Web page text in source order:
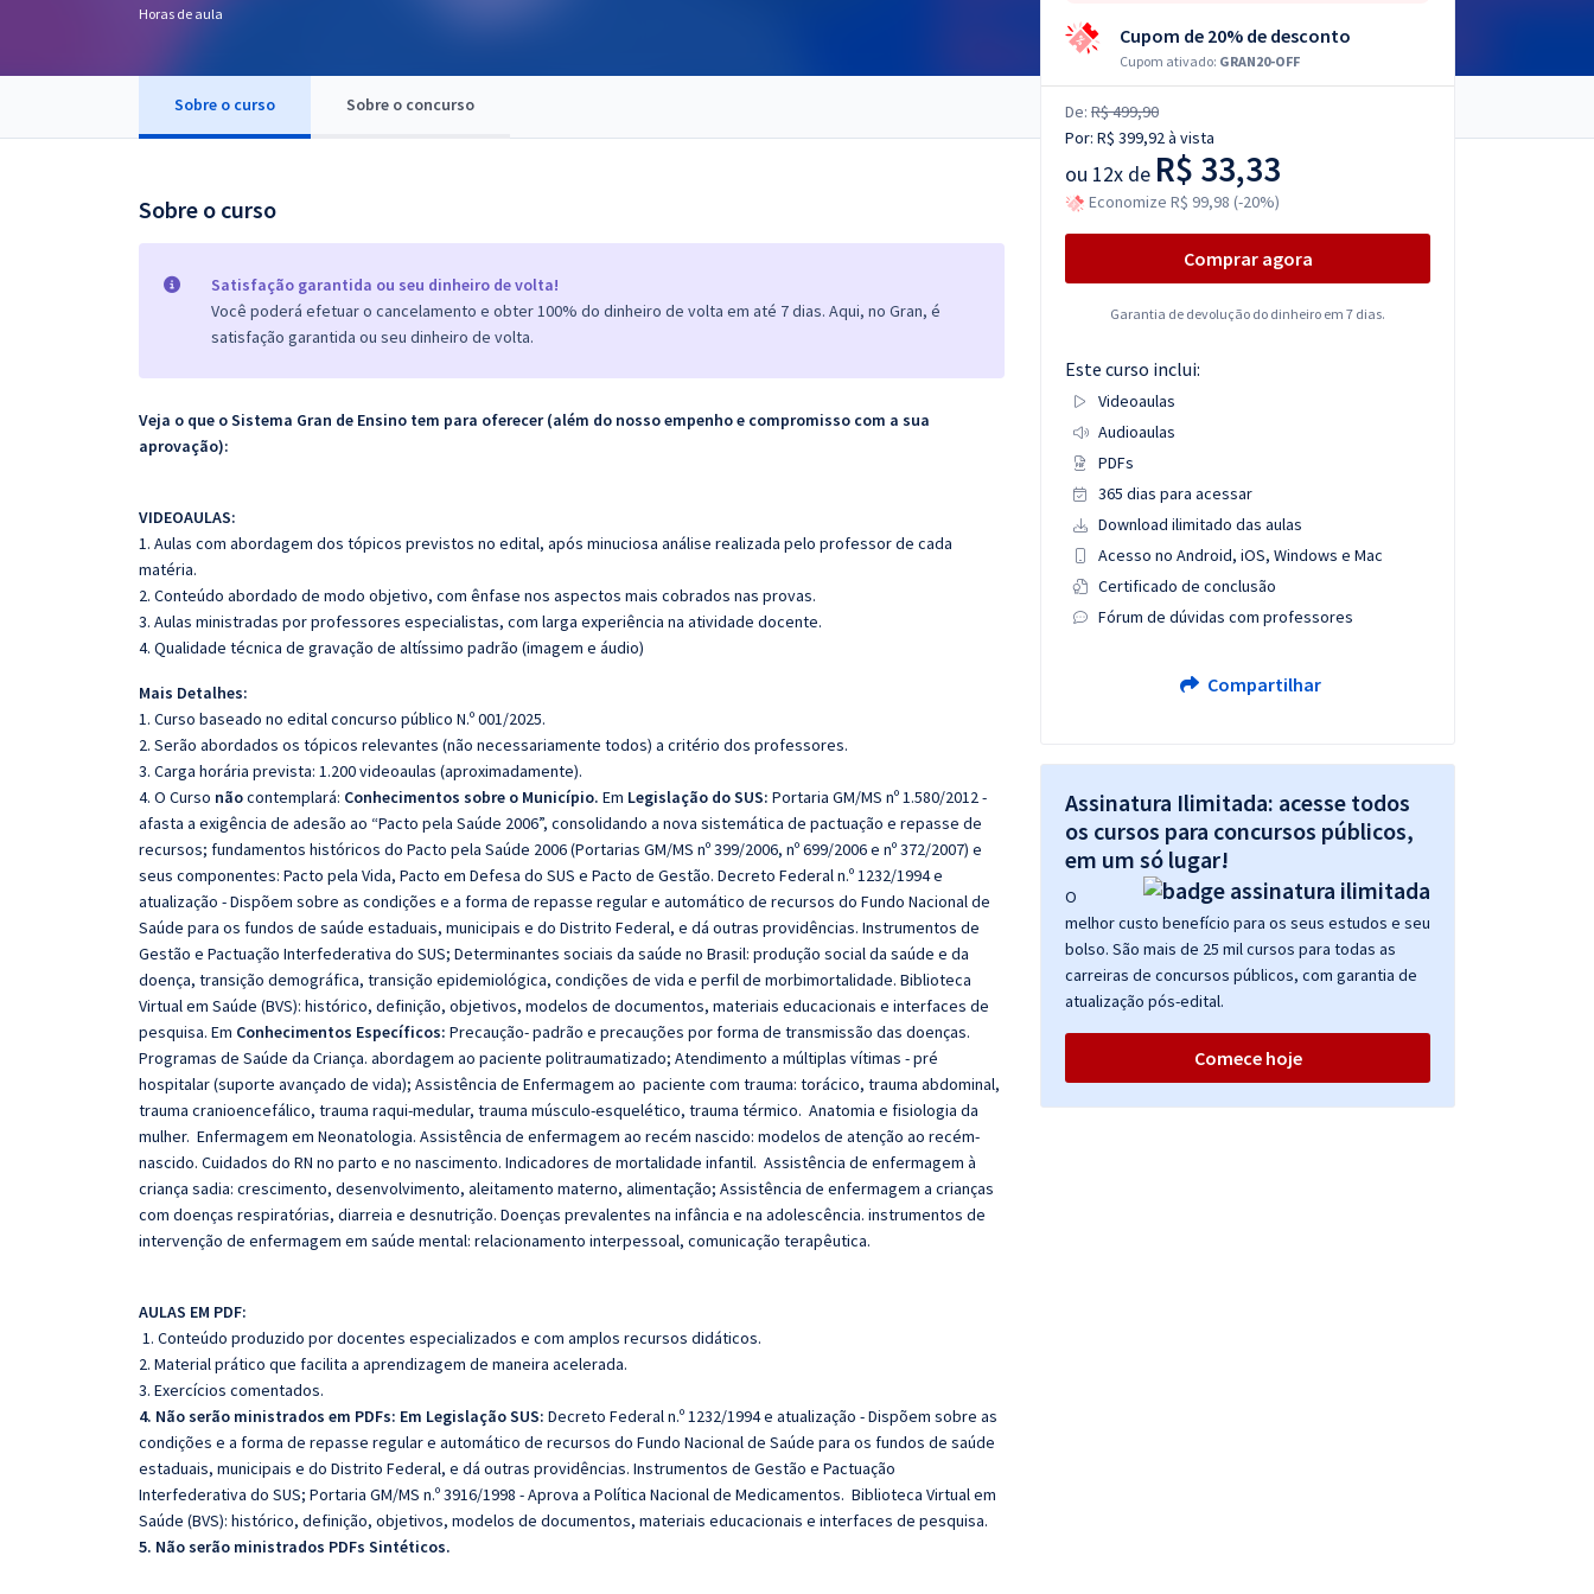
OAB
Questões grátis
Conteúdo gratuito
Horas de aula
Sobre o curso Sobre o concurso
Sobre o curso
Satisfação garantida ou seu dinheiro de volta!
Você poderá efetuar o cancelamento e obter 100% do dinheiro de volta em até 7 dias. Aqui, no Gran, é
satisfação garantida ou seu dinheiro de volta.
Veja o que o Sistema Gran de Ensino tem para oferecer (além do nosso empenho e compromisso com a sua
aprovação):
VIDEOAULAS:
1. Aulas com abordagem dos tópicos previstos no edital, após minuciosa análise realizada pelo professor de cada
matéria.
2. Conteúdo abordado de modo objetivo, com ênfase nos aspectos mais cobrados nas provas.
3. Aulas ministradas por professores especialistas, com larga experiência na atividade docente.
4. Qualidade técnica de gravação de altíssimo padrão (imagem e áudio)
Mais Detalhes:
1. Curso baseado no edital concurso público N.º 001/2025.
2. Serão abordados os tópicos relevantes (não necessariamente todos) a critério dos professores.
3. Carga horária prevista: 1.200 videoaulas (aproximadamente).
4. O Curso nãocontemplará: Conhecimentos sobre o Município. Em Legislação do SUS: Portaria GM/MS nº 1.580/2012 -
afasta a exigência de adesão ao “Pacto pela Saúde 2006”, consolidando a nova sistemática de pactuação e repasse de
recursos; fundamentos históricos do Pacto pela Saúde 2006 (Portarias GM/MS nº 399/2006, nº 699/2006 e nº 372/2007) e
seus componentes: Pacto pela Vida, Pacto em Defesa do SUS e Pacto de Gestão. Decreto Federal n.º 1232/1994 e
atualização - Dispõem sobre as condições e a forma de repasse regular e automático de recursos do Fundo Nacional de
Saúde para os fundos de saúde estaduais, municipais e do Distrito Federal, e dá outras providências. Instrumentos de
Gestão e Pactuação Interfederativa do SUS; Determinantes sociais da saúde no Brasil: produção social da saúde e da
doença, transição demográfica, transição epidemiológica, condições de vida e perfil de morbimortalidade. Biblioteca
Virtual em Saúde (BVS): histórico, definição, objetivos, modelos de documentos, materiais educacionais e interfaces de
pesquisa. Em Conhecimentos Específicos: Precaução- padrão e precauções por forma de transmissão das doenças.
Programas de Saúde da Criança. abordagem ao paciente politraumatizado; Atendimento a múltiplas vítimas - pré
hospitalar (suporte avançado de vida); Assistência de Enfermagem ao paciente com trauma: torácico, trauma abdominal,
trauma cranioencefálico, trauma raqui-medular, trauma músculo-esquelético, trauma térmico. Anatomia e fisiologia da
mulher. Enfermagem em Neonatologia. Assistência de enfermagem ao recém nascido: modelos de atenção ao recém-
nascido. Cuidados do RN no parto e no nascimento. Indicadores de mortalidade infantil. Assistência de enfermagem à
criança sadia: crescimento, desenvolvimento, aleitamento materno, alimentação; Assistência de enfermagem a crianças
com doenças respiratórias, diarreia e desnutrição. Doenças prevalentes na infância e na adolescência. instrumentos de
intervenção de enfermagem em saúde mental: relacionamento interpessoal, comunicação terapêutica.
AULAS EM PDF:
1. Conteúdo produzido por docentes especializados e com amplos recursos didáticos.
2. Material prático que facilita a aprendizagem de maneira acelerada.
3. Exercícios comentados.
4. Não serão ministrados em PDFs: Em Legislação SUS: Decreto Federal n.º 1232/1994 e atualização - Dispõem sobre as
condições e a forma de repasse regular e automático de recursos do Fundo Nacional de Saúde para os fundos de saúde
estaduais, municipais e do Distrito Federal, e dá outras providências. Instrumentos de Gestão e Pactuação
Interfederativa do SUS; Portaria GM/MS n.º 3916/1998 - Aprova a Política Nacional de Medicamentos. Biblioteca Virtual em
Saúde (BVS): histórico, definição, objetivos, modelos de documentos, materiais educacionais e interfaces de pesquisa.
5. Não serão ministrados PDFs Sintéticos.
Cupom de 20% de desconto
Cupom ativado: GRAN20-OFF
De: R$ 499,90
Por: R$ 399,92à vista
ou 12x de R$ 33,33
Economize R$ 99,98 (-20%)
Comprar agora
Garantia de devolução do dinheiro em 7 dias.
Este curso inclui:
Videoaulas
Audioaulas
PDFs
365 dias para acessar
Download ilimitado das aulas
Acesso no Android, iOS, Windows e Mac
Certificado de conclusão
Fórum de dúvidas com professores
Compartilhar
Assinatura Ilimitada: acesse todos
os cursos para concursos públicos,
em um só lugar!
O
melhor custo benefício para os seus estudos e seu
bolso. São mais de 25 mil cursos para todas as
carreiras de concursos públicos, com garantia de
atualização pós-edital.
Comece hoje